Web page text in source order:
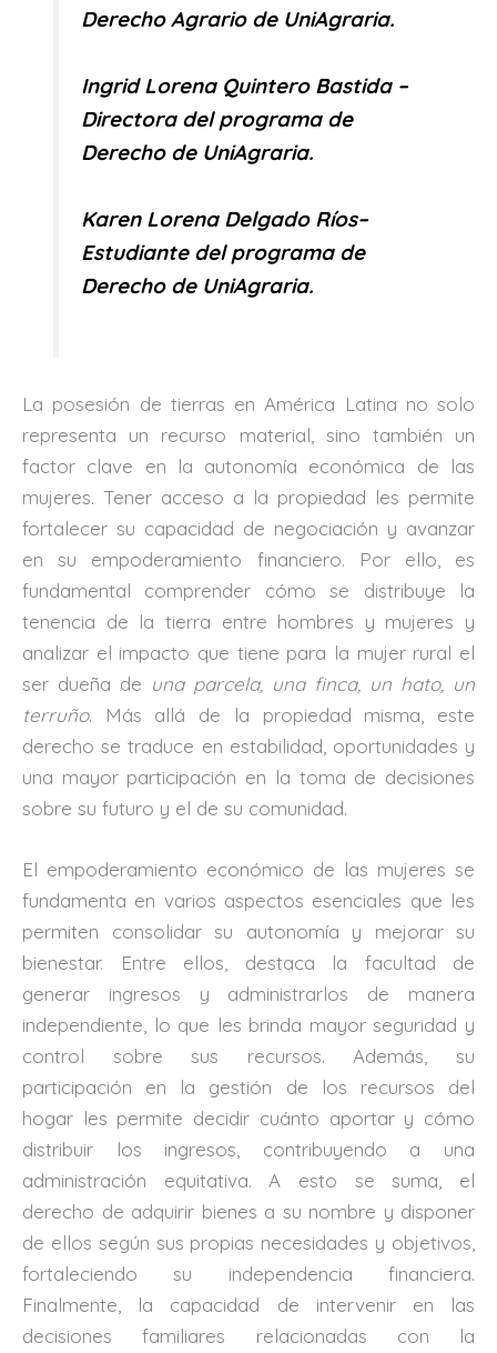
Derecho Agrario de UniAgraria.
Ingrid Lorena Quintero Bastida –
Directora del programa de
Derecho de UniAgraria.
Karen Lorena Delgado Ríos–
Estudiante del programa de
Derecho de UniAgraria.
La posesión de tierras en América Latina no solo
representa un recurso material, sino también un
factor clave en la autonomía económica de las
mujeres. Tener acceso a la propiedad les permite
fortalecer su capacidad de negociación y avanzar
en su empoderamiento financiero. Por ello, es
fundamental comprender cómo se distribuye la
tenencia de la tierra entre hombres y mujeres y
analizar el impacto que tiene para la mujer rural el
ser dueña de una parcela, una finca, un hato, un
terruño. Más allá de la propiedad misma, este
derecho se traduce en estabilidad, oportunidades y
una mayor participación en la toma de decisiones
sobre su futuro y el de su comunidad.
El empoderamiento económico de las mujeres se
fundamenta en varios aspectos esenciales que les
permiten consolidar su autonomía y mejorar su
bienestar. Entre ellos, destaca la facultad de
generar ingresos y administrarlos de manera
independiente, lo que les brinda mayor seguridad y
control sobre sus recursos. Además, su
participación en la gestión de los recursos del
hogar les permite decidir cuánto aportar y cómo
distribuir los ingresos, contribuyendo a una
administración equitativa. A esto se suma, el
derecho de adquirir bienes a su nombre y disponer
de ellos según sus propias necesidades y objetivos,
fortaleciendo su independencia financiera.
Finalmente, la capacidad de intervenir en las
decisiones familiares relacionadas con la